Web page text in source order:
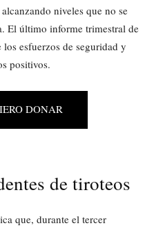
alcanzando niveles que no se
El último informe trimestral de
esfuerzos de seguridad y
positivos.
DONAR
de tiroteos
que, durante el tercer